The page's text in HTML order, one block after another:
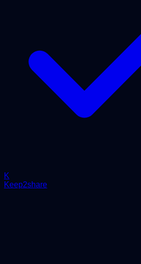
K
Keep2share